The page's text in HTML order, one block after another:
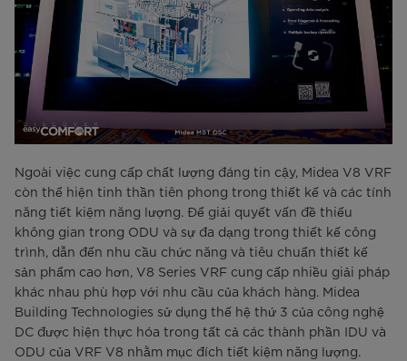
Ngoài việc cung cấp chất lượng đáng tin cậy, Midea V8 VRF
còn thể hiện tinh thần tiên phong trong thiết kế và các tính
năng tiết kiệm năng lượng. Để giải quyết vấn đề thiếu
không gian trong ODU và sự đa dạng trong thiết kế công
trình, dẫn đến nhu cầu chức năng và tiêu chuẩn thiết kế
sản phẩm cao hơn, V8 Series VRF cung cấp nhiều giải pháp
khác nhau phù hợp với nhu cầu của khách hàng. Midea
Building Technologies sử dụng thế hệ thứ 3 của công nghệ
DC được hiện thực hóa trong tất cả các thành phần IDU và
ODU của VRF V8 nhằm mục đích tiết kiệm năng lượng.